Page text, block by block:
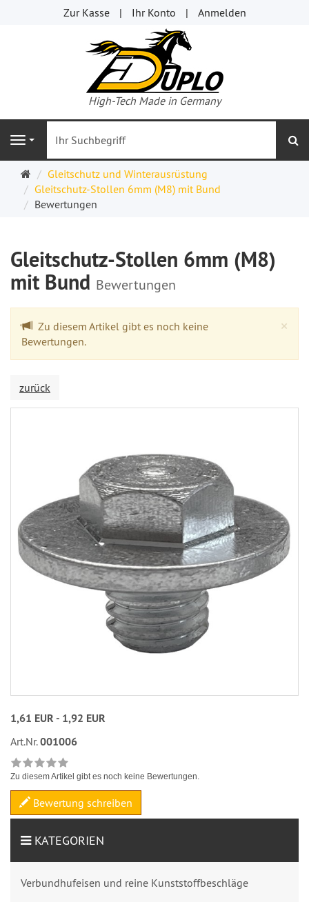
Zur Kasse Ihr Konto Anmelden
High-Tech Made in Germany
Navigation
Startseite
Gleitschutz und Winterausrüstung
Gleitschutz-Stollen 6mm (M8) mit Bund
Bewertungen
Gleitschutz-Stollen 6mm (M8)
mit Bund Bewertungen
×
Zu diesem Artikel gibt es noch keine
Bewertungen.
zurück
1,61 EUR - 1,92 EUR
Art.Nr.001006
Zu diesem Artikel gibt es noch keine Bewertungen.
Bewertung schreiben
KATEGORIEN
Verbundhufeisen und reine Kunststoffbeschläge